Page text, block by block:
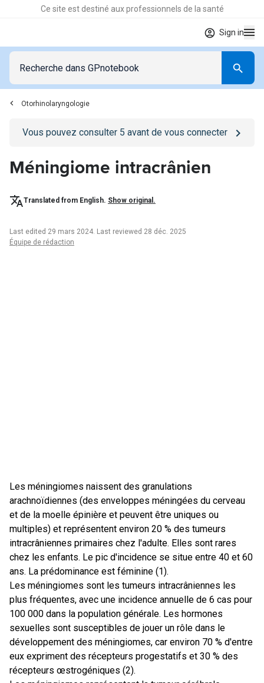
Ce site est destiné aux professionnels de la santé
Sign in
Otorhinolaryngologie
Go to/se-connecterpage
Vous pouvez consulter 5 avant de vous connecter
Méningiome intracrânien
Translated from English. Show original.
Last edited 29 mars 2024. Last reviewed 28 déc. 2025
Équipe de rédaction
Les méningiomes naissent des granulations
arachnoïdiennes (des enveloppes méningées du cerveau
et de la moelle épinière et peuvent être uniques ou
multiples) et représentent environ 20 % des tumeurs
intracrâniennes primaires chez l'adulte. Elles sont rares
chez les enfants. Le pic d'incidence se situe entre 40 et 60
ans. La prédominance est féminine (1).
Les méningiomes sont les tumeurs intracrâniennes les
plus fréquentes, avec une incidence annuelle de 6 cas pour
100 000 dans la population générale. Les hormones
sexuelles sont susceptibles de jouer un rôle dans le
développement des méningiomes, car environ 70 % d'entre
eux expriment des récepteurs progestatifs et 30 % des
récepteurs œstrogéniques (2).